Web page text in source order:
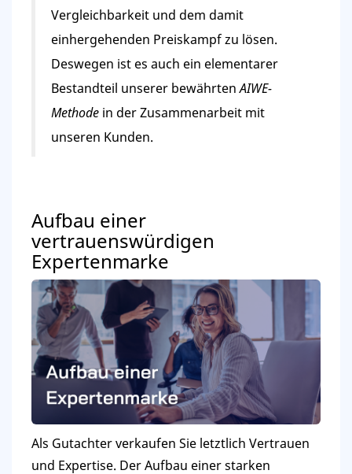
Vergleichbarkeit und dem damit
einhergehenden Preiskampf zu lösen.
Deswegen ist es auch ein elementarer
Bestandteil unserer bewährtenAIWE-
Methode in der Zusammenarbeit mit
unseren Kunden.
Aufbau einer
vertrauenswürdigen
Expertenmarke
Als Gutachter verkaufen Sie letztlich Vertrauen
und Expertise. Der Aufbau einer starken